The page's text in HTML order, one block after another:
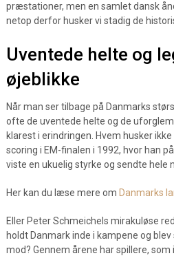
præstationer, men en samlet dansk
netop derfor husker vi stadig de
Uventede helte og
øjeblikke
Når man ser tilbage på Danmarks
ofte de uventede helte og de
klarest i erindringen. Hvem husker
scoring i EM-finalen i 1992, hvor han
viste en ukuelig styrke og sendte hele
Her kan du læse mere om Danmarks
Eller Peter Schmeichels mirakuløse
holdt Danmark inde i kampene og
mod? Gennem årene har spillere,